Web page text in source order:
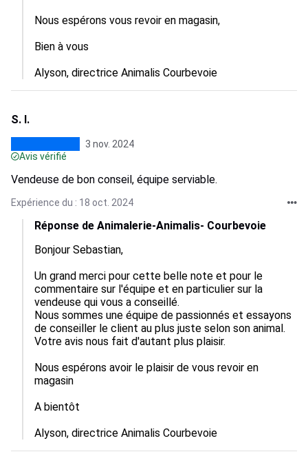
Nous espérons vous revoir en magasin,
Bien à vous
Alyson, directrice Animalis Courbevoie
S. I.
3 nov. 2024
Avis vérifié
Vendeuse de bon conseil, équipe serviable.
Expérience du : 18 oct. 2024
Réponse de Animalerie-Animalis- Courbevoie
Bonjour Sebastian,
Un grand merci pour cette belle note et pour le
commentaire sur l'équipe et en particulier sur la
vendeuse qui vous a conseillé.
Nous sommes une équipe de passionnés et essayons
de conseiller le client au plus juste selon son animal.
Votre avis nous fait d'autant plus plaisir.
Nous espérons avoir le plaisir de vous revoir en
magasin
A bientôt
Alyson, directrice Animalis Courbevoie